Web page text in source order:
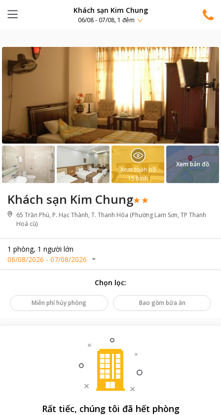
Khách sạn Kim Chung
06/08 - 07/08, 1 đêm
Khách sạn Kim Chung
65 Trần Phú, P. Hạc Thành, T. Thanh Hóa (Phường Lam Sơn, TP Thanh
Hoá cũ)
1 phòng, 1 người lớn
06/08/2026 - 07/08/2026
Xem toàn bộ
15 hình
Xem bản đồ
Chọn lọc:
Miễn phí hủy phòng Bao gồm bữa ăn
Rất tiếc, chúng tôi đã hết phòng